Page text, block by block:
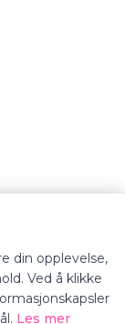
din opplevelse,
Ved å klikke
Les mer